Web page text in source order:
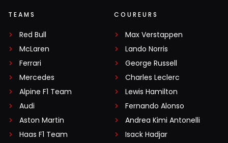
TEAMS
Red Bull
McLaren
Ferrari
Mercedes
Alpine F1 Team
Audi
Aston Martin
Haas F1 Team
COUREURS
Max Verstappen
Lando Norris
George Russell
Charles Leclerc
Lewis Hamilton
Fernando Alonso
Andrea Kimi Antonelli
Isack Hadjar